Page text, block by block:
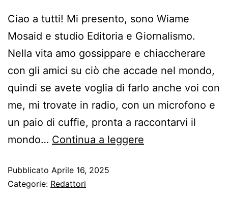
Ciao a tutti! Mi presento, sono Wiame
Mosaid e studio Editoria e Giornalismo.
Nella vita amo gossippare e chiaccherare
con gli amici su ciò che accade nel mondo,
quindi se avete voglia di farlo anche voi con
me, mi trovate in radio, con un microfono e
un paio di cuffie, pronta a raccontarvi il
mondo… Continua a leggere
Pubblicato Aprile 16, 2025
Categorie: Redattori